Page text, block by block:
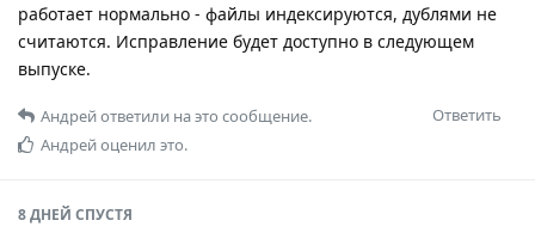
работает нормально - файлы индексируются, дублями не
считаются. Исправление будет доступно в следующем
выпуске.
Ответить
Андрейответили на это сообщение.
Андрейоценил это.
8 ДНЕЙ СПУСТЯ